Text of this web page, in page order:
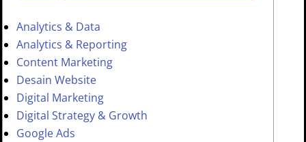
Analytics & Data
Analytics & Reporting
Content Marketing
Desain Website
Digital Marketing
Digital Strategy & Growth
Google Ads